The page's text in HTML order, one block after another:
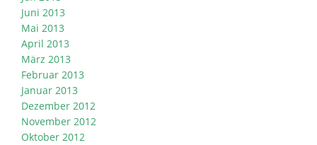
Juni 2013
Mai 2013
April 2013
März 2013
Februar 2013
Januar 2013
Dezember 2012
November 2012
Oktober 2012